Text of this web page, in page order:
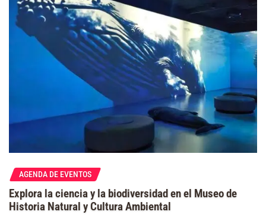
AGENDA DE EVENTOS
Explora la ciencia y la biodiversidad en el Museo de
Historia Natural y Cultura Ambiental